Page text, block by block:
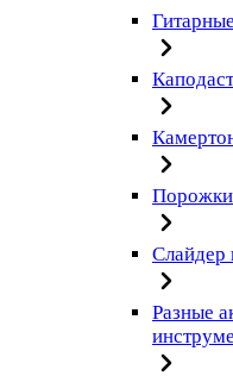
Порожки
Слайдер
Разные